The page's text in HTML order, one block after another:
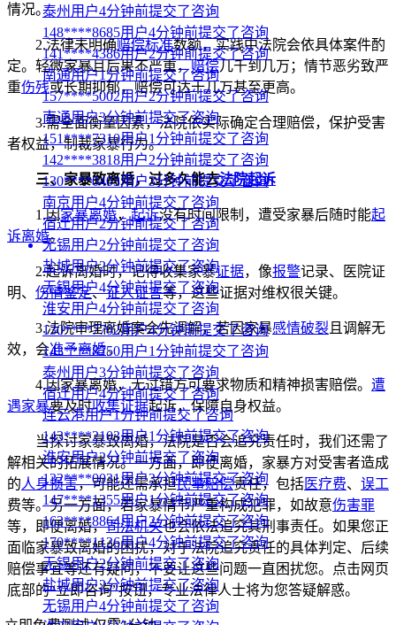
情况。
2.法律未明确赔偿标准数额，实践中法院会依具体案件酌
定。轻微家暴且后果不严重，赔偿几千到几万；情节恶劣致严
重伤残或长期抑郁，赔偿可达十几万甚至更高。
3.需全面衡量因素，法院依实际确定合理赔偿，保护受害
者权益，制裁家暴行为。
三、家暴致离婚，过多久能去法院起诉
1.因家暴离婚，起诉没有时间限制，遭受家暴后随时能起
诉离婚。
2.起诉离婚时，记得收集家暴证据，像报警记录、医院证
明、 伤情鉴定、证人证言等，这些证据对维权很关键。
3.法院审理离婚案会先调解，若因家暴感情破裂 且调解无
效，会准予离婚。
4.因家暴离婚，无过错方可要求物质和精神损害赔偿。 遭
遇家暴要及时收集证据起诉，保障自身权益。
当探讨家暴致离婚，法院是否会追究责任时，我们还需了
解相关的拓展情况。一方面，即便离婚，家暴方对受害者造成
的人身损害，可能还需承担民事赔偿责任，包括医疗费、 误工
费等。另一方面，若家暴情节严重构成犯罪，如故意伤害罪
等，即便离婚，司法机关也会依法追究其刑事责任。如果您正
面临家暴致离婚的困扰，对于法院追究责任的具体判定、后续
赔偿事宜等还有疑问，不要让这些问题一直困扰您。点击网页
底部的“立即咨询”按钮，专业法律人士将为您答疑解惑。
泰州用户4分钟前提交了咨询
148****8685用户4分钟前提交了咨询
141****4386用户2分钟前提交了咨询
南通用户1分钟前提交了咨询
157****5002用户2分钟前提交了咨询
南通用户3分钟前提交了咨询
151****7310用户1分钟前提交了咨询
142****3818用户2分钟前提交了咨询
130****0403用户3分钟前提交了咨询
南京用户4分钟前提交了咨询
宿迁用户2分钟前提交了咨询
无锡用户2分钟前提交了咨询
盐城用户2分钟前提交了咨询
无锡用户4分钟前提交了咨询
淮安用户4分钟前提交了咨询
130****7702用户4分钟前提交了咨询
143****8750用户1分钟前提交了咨询
泰州用户3分钟前提交了咨询
宿迁用户4分钟前提交了咨询
连云港用户1分钟前提交了咨询
143****2103用户1分钟前提交了咨询
淮安用户2分钟前提交了咨询
132****0031用户3分钟前提交了咨询
147****1355用户1分钟前提交了咨询
163****8864用户2分钟前提交了咨询
170****1126用户4分钟前提交了咨询
无锡用户2分钟前提交了咨询
盐城用户2分钟前提交了咨询
无锡用户4分钟前提交了咨询